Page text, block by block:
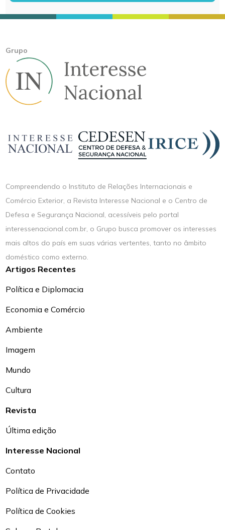
Grupo
Compreendendo o Instituto de Relações Internacionais e
Comércio Exterior, a Revista Interesse Nacional e o Centro de
Defesa e Segurança Nacional, acessíveis pelo portal
interessenacional.com.br, o Grupo busca promover os interesses
mais altos do país em suas várias vertentes, tanto no âmbito
doméstico como externo.
Artigos Recentes
Política e Diplomacia
Economia e Comércio
Ambiente
Imagem
Mundo
Cultura
Revista
Última edição
Interesse Nacional
Contato
Política de Privacidade
Política de Cookies